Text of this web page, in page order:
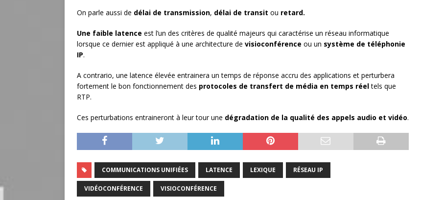
On parle aussi de délai de transmission, délai de transit ou retard.
Une faible latence est l’un des critères de qualité majeurs qui caractérise un réseau informatique
lorsque ce dernier est appliqué à une architecture de visioconférence ou un système de téléphonie
IP.
A contrario, une latence élevée entrainera un temps de réponse accru des applications et perturbera
fortement le bon fonctionnement des protocoles de transfert de média en temps réeltels que
RTP.
Ces perturbations entraineront à leur tour une dégradation de la qualité des appels audio et vidéo.
COMMUNICATIONS UNIFIÉES LATENCE LEXIQUE RÉSEAU IP
VIDÉOCONFÉRENCE VISIOCONFÉRENCE